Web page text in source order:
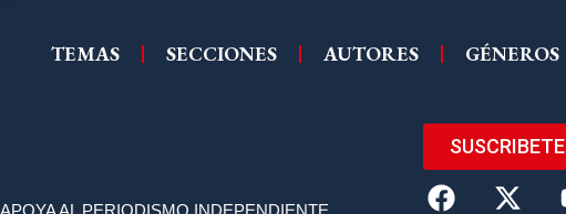
TEMAS SECCIONES AUTORES GÉNEROS
SUSCRIBETE